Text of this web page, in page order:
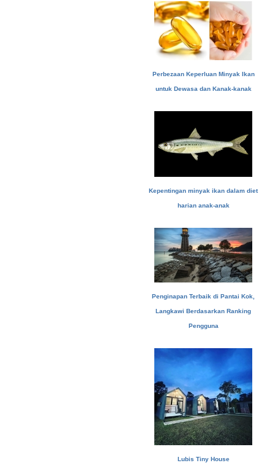
Perbezaan Keperluan Minyak Ikan
untuk Dewasa dan Kanak-kanak
Kepentingan minyak ikan dalam diet
harian anak-anak
Penginapan Terbaik di Pantai Kok,
Langkawi Berdasarkan Ranking
Pengguna
Lubis Tiny House